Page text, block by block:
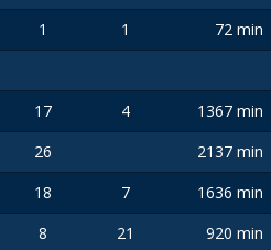
1 1 72 min
17 4 1367 min
26 2137 min
18 7 1636 min
8 21 920 min